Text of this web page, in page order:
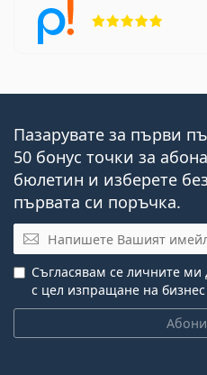
Пазарувате за първи
50 бонус точки за
бюлетин и изберете
първата си поръчка.
Имейл
Съгласявам се личните ми
с цел изпращане на